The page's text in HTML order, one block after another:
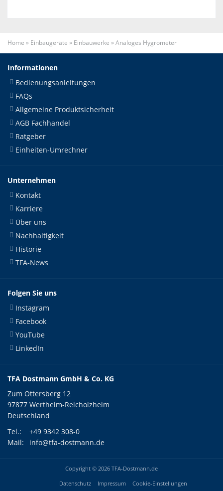
Home » Einbaugeräte » Einbauwerke »Analoges Hygrometer
Informationen
Bedienungsanleitungen
FAQs
Allgemeine Produktsicherheit
AGB Fachhandel
Ratgeber
Einheiten-Umrechner
Unternehmen
Kontakt
Karriere
Über uns
Nachhaltigkeit
Historie
TFA-News
Folgen Sie uns
Instagram
Facebook
YouTube
LinkedIn
TFA Dostmann GmbH & Co. KG
Zum Ottersberg 12
97877 Wertheim-Reicholzheim
Deutschland
Tel.:
+49 9342 308-0
Mail:
info@tfa-dostmann.de
Copyright © 2026 TFA-Dostmann.de
Datenschutz Impressum
Cookie-Einstellungen